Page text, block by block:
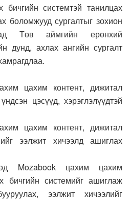
бичгийн системтэй танилцах
боломжууд сургалтыг зохион
Төв аймгийн ерөнхий
дунд, ахлах ангийн сургалт
цахим контент, дижитал
цэсүүд, хэрэглэлүүдтэй
цахим контент, дижитал
ээлжит хичээлд ашиглах
Mozabook цахим цахим
бичгийн системийг ашиглаж
ээлжит хичээлийг